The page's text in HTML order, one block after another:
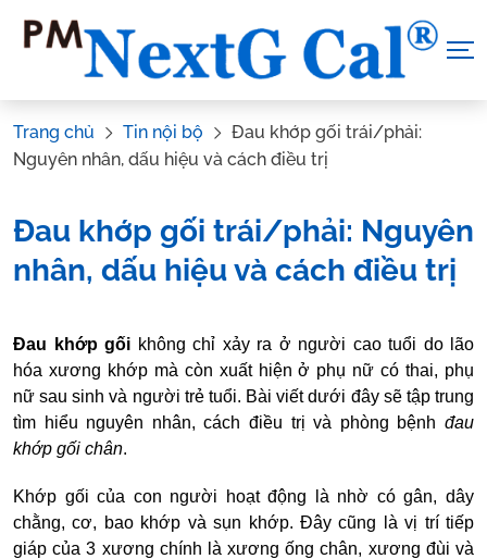
Trang chủ Tin nội bộ
Đau khớp gối trái/phải:
Nguyên nhân, dấu hiệu và cách điều trị
Đau khớp gối trái/phải: Nguyên
nhân, dấu hiệu và cách điều trị
Tác Giả: Canxi NextG Cal .Tham vấn y khoa:
Dược sĩ Vũ Thị
Hậu
Đau khớp gối không chỉ xảy ra ở người cao tuổi do lão
hóa xương khớp mà còn xuất hiện ở phụ nữ có thai, phụ
nữ sau sinh và người trẻ tuổi. Bài viết dưới đây sẽ tập trung
tìm hiểu nguyên nhân, cách điều trị và phòng bệnh đau
khớp gối chân.
Khớp gối của con người hoạt động là nhờ có gân, dây
chằng, cơ, bao khớp và sụn khớp. Đây cũng là vị trí tiếp
giáp của 3 xương chính là xương ống chân, xương đùi và